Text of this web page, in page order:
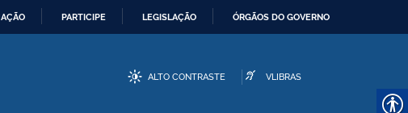
PARTICIPE LEGISLAÇÃO ÓRGÃOS DO GOVERNO
ALTO CONTRASTE VLIBRAS